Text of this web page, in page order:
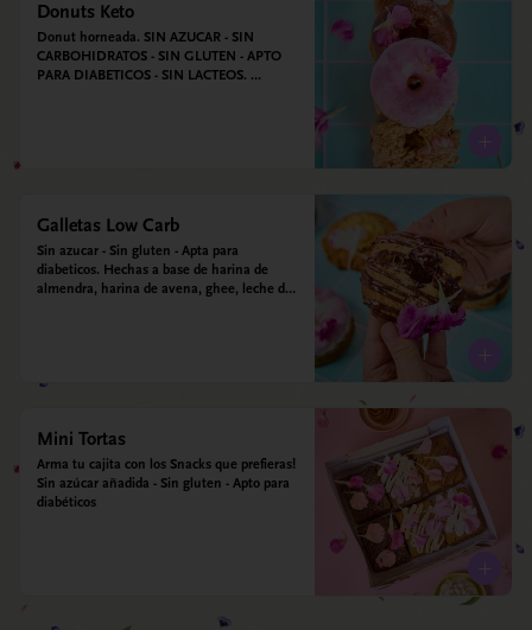
Donuts Keto
Donut horneada. SIN AZUCAR - SIN
CARBOHIDRATOS - SIN GLUTEN - APTO
PARA DIABETICOS - SIN LACTEOS.
Galletas Low Carb
Sin azucar - Sin gluten - Apta para
diabeticos. Hechas a base de harina de
almendra, harina de avena, ghee, leche de
Mini Tortas
Arma tu cajita con los Snacks que prefieras!
Sin azúcar añadida - Sin gluten - Apto para
diabéticos